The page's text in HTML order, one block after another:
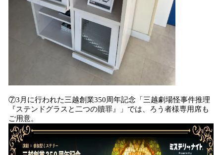
⑦3月に行われた三越創業350周年記念「三越劇場怪事件推理
『ステンドグラスと二つの贖罪』」では、ろう者様専用席も
ご用意。